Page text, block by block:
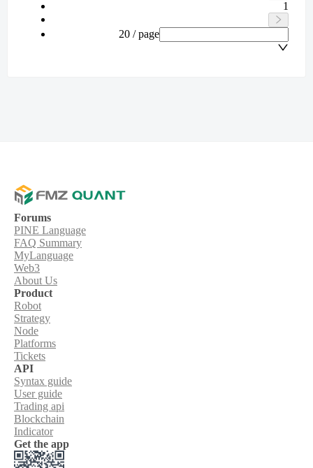
1
20 / page
Forums
PINE Language
FAQ Summary
MyLanguage
Web3
About Us
Product
Robot
Strategy
Node
Platforms
Tickets
API
Syntax guide
User guide
Trading api
Blockchain
Indicator
Get the app